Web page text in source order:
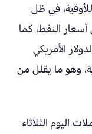
الـ 5200 دولار للأوقية، في ظل
النفط، كما
الأمريكي
وهو ما يقلل من
اليوم الثلاثاء